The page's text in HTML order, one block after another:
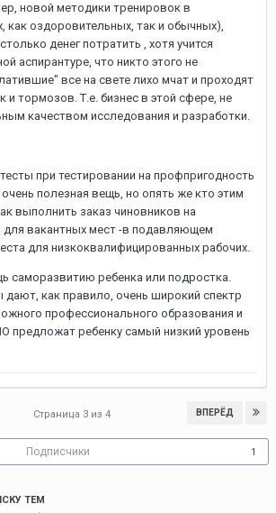
новой методики тренировок в
как оздоровительных, так и обычных),
денег потратить , хотя учится
аспирантуре, что никто этого не
все на свете лихо мчат и проходят
и тормозов. Т.е. бизнес в этой сфере, не
качеством исследования и разработки.
при тестировании на профпригодность
полезная вещь, но опять же кто этим
выполнить заказ чиновников на
для вакантных мест -в подавляющем
для низкоквалифицированных рабочих.
саморазвитию ребенка или подростка.
дают, как правило, очень широкий спектр
профессионального образования и
предложат ребенку самый низкий уровень
ВПЕРЁД
Страница 3 из 4
Подписчики 1
ТЕМ